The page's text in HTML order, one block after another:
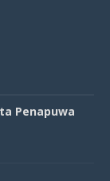
Penapuwa